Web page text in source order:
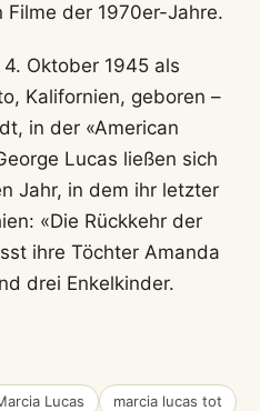
der 1970er-Jahre.
Oktober 1945 als
Kalifornien, geboren –
in der «American
Lucas ließen sich
Jahr, in dem ihr letzter
«Die Rückkehr der
ihre Töchter Amanda
drei Enkelkinder.
Lucas
marcia lucas tot